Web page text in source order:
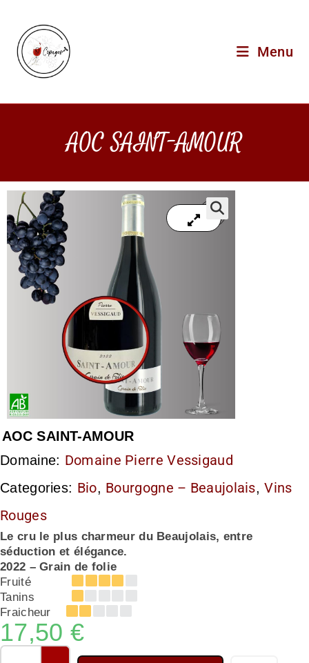
Menu
AOC SAINT-AMOUR
AOC SAINT-AMOUR
Domaine: Domaine Pierre Vessigaud
Categories: Bio, Bourgogne – Beaujolais,Vins
Rouges
Le cru le plus charmeur du Beaujolais, entre
séduction et élégance.
2022 – Grain de folie
Fruité
Tanins
Fraicheur
17,50 €